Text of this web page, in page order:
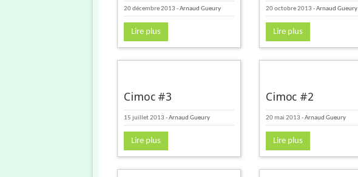
20 décembre 2013 -Arnaud Gueury
Lire plus
20 octobre 2013 -Arnaud Gueury
Lire plus
Cimoc #3
15 juillet 2013 -Arnaud Gueury
Lire plus
Cimoc #2
20 mai 2013 -Arnaud Gueury
Lire plus